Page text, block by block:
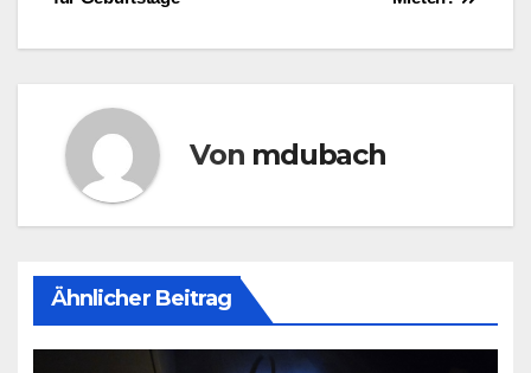
Von mdubach
Ähnlicher Beitrag